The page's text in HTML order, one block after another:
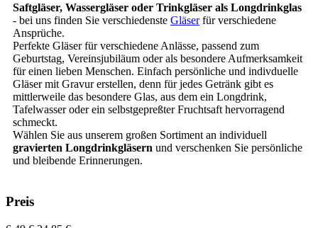
Saftgläser, Wassergläser oder Trinkgläser als Longdrinkglas
- bei uns finden Sie verschiedenste Gläserfür verschiedene
Ansprüche.
Perfekte Gläser für verschiedene Anlässe, passend zum
Geburtstag, Vereinsjubiläum oder als besondere Aufmerksamkeit
für einen lieben Menschen. Einfach persönliche und indivduelle
Gläser mit Gravur erstellen, denn für jedes Getränk gibt es
mittlerweile das besondere Glas, aus dem ein Longdrink,
Tafelwasser oder ein selbstgepreßter Fruchtsaft hervorragend
schmeckt.
Wählen Sie aus unserem großen Sortiment an individuell
gravierten Longdrinkgläsern und verschenken Sie persönliche
und bleibende Erinnerungen.
Preis